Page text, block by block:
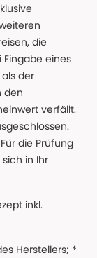
die
eines
der
den
verfällt.
die Prüfung
in Ihr
inkl.
Herstellers; *